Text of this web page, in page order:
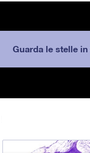
Guarda le stelle in